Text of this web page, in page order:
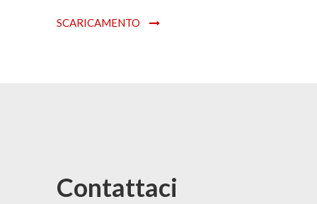
SCARICAMENTO
Contattaci